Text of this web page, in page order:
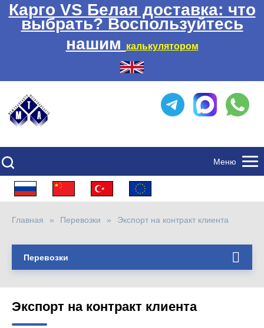
Карго VS Белая доставка: что
выбрать? Воспользуйтесь
нашим
калькулятором
Меню
Главная Перевозки Экспорт на контракт клиента
Перевозки
Экспорт на контракт клиента